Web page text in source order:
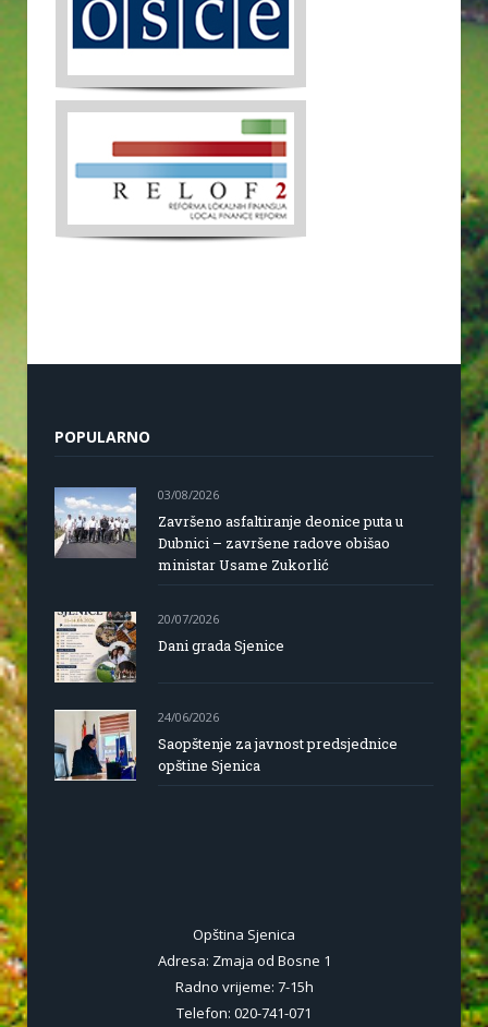
POPULARNO
03/08/2026
Završeno asfaltiranje deonice puta u
Dubnici – završene radove obišao
ministar Usame Zukorlić
20/07/2026
Dani grada Sjenice
24/06/2026
Saopštenje za javnost predsjednice
opštine Sjenica
Opština Sjenica
Adresa: Zmaja od Bosne 1
Radno vrijeme: 7-15h
Telefon: 020-741-071